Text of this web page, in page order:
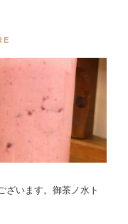
ざいます。御茶ノ水ト